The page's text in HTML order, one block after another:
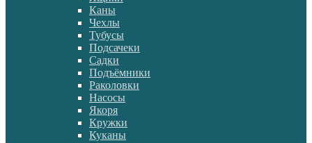
Каны
Чехлы
Тубусы
Подсачеки
Садки
Подъёмники
Раколовки
Насосы
Якоря
Кружки
Куканы